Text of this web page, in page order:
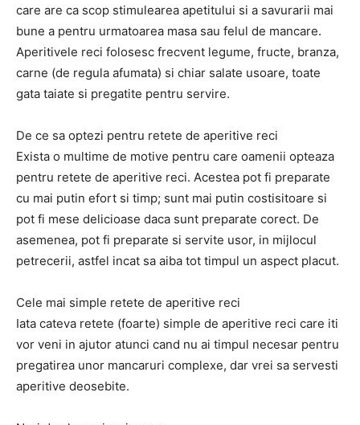
care are ca scop stimulearea apetitului si a savurarii mai
bune a pentru urmatoarea masa sau felul de mancare.
Aperitivele reci folosesc frecvent legume, fructe, branza,
carne (de regula afumata) si chiar salate usoare, toate
gata taiate si pregatite pentru servire.
De ce sa optezi pentru retete de aperitive reci
Exista o multime de motive pentru care oamenii opteaza
pentru retete de aperitive reci. Acestea pot fi preparate
cu mai putin efort si timp; sunt mai putin costisitoare si
pot fi mese delicioase daca sunt preparate corect. De
asemenea, pot fi preparate si servite usor, in mijlocul
petrecerii, astfel incat sa aiba tot timpul un aspect placut.
Cele mai simple retete de aperitive reci
Iata cateva retete (foarte) simple de aperitive reci care iti
vor veni in ajutor atunci cand nu ai timpul necesar pentru
pregatirea unor mancaruri complexe, dar vrei sa servesti
aperitive deosebite.